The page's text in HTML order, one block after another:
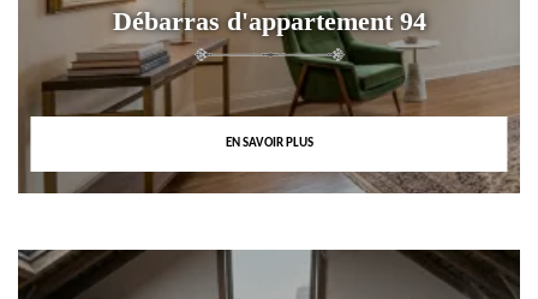
Débarras d'appartement 94
EN SAVOIR PLUS